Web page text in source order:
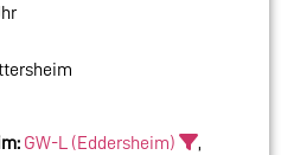
GW-L (Eddersheim)
,